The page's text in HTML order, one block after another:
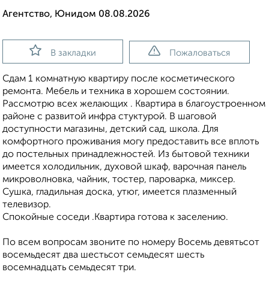
Агентство, Юнидом 08.08.2026
В закладки Пожаловаться
Сдам 1 комнатную квартиру после косметического
ремонта. Мебель и техника в хорошем состоянии.
Рассмотрю всех желающих . Квартира в благоустроенном
районе с развитой инфра стуктурой. В шаговой
доступности магазины, детский сад, школа. Для
комфортного проживания могу предоставить все вплоть
до постельных принадлежностей. Из бытовой техники
имеется холодильник, духовой шкаф, варочная панель
микроволновка, чайник, тостер, пароварка, миксер.
Сушка, гладильная доска, утюг, имеется плазменный
телевизор.
Спокойные соседи .Квартира готова к заселению.
По всем вопросам звоните по номеру Восемь девятьсот
восемьдесят два шестьсот семьдесят шесть
восемнадцать семьдесят три.